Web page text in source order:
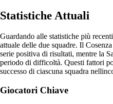
Statistiche Attuali
Guardando alle statistiche più
attuale delle due squadre. Il
serie positiva di risultati, mentre la
periodo di difficoltà. Questi fattori
successo di ciascuna squadra
Giocatori Chiave